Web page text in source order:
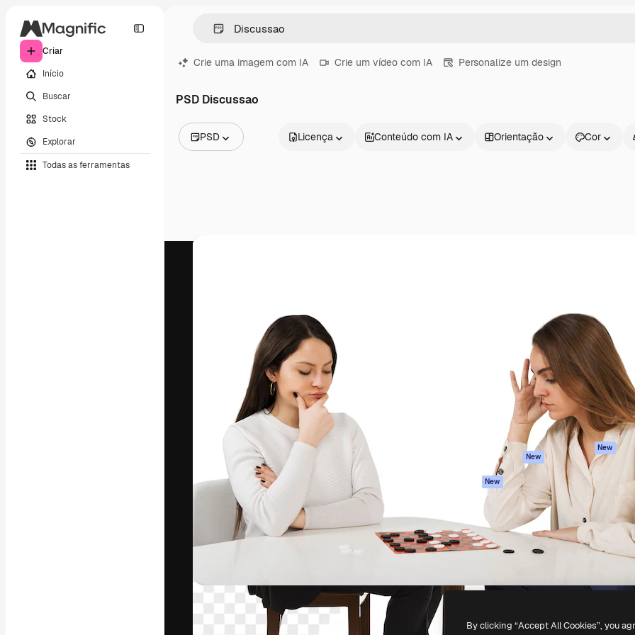
Criar
Início
Buscar
Stock
Explorar
Todas as ferramentas
Crie uma imagem com IA Crie um vídeo com IA Personalize um design
PSD Discussao
PSD
Vídeos
Licença Conteúdo com IA Orientação Cor
A plataforma criativa para você direcionar
seu melhor trabalho. Mais de 1 milhão de
assinantes entre criativos, empresas,
agências e estúdios.
Português
Gerador de vídeos
Conteúdo de stock
Claude/ChatGPT
New
New
App móvel
Todas as
ferramentas
Academy
Documentação
Atendimento
Termos e
condições
Política de
privacidade
Originais
New
Política de cookies
Central de
confiabilidade
Afiliados
Empresas
Copyright © 2010- 2026 Freepik Company S.L.U. Todos os direitos reservados
By clicking “Accept All Cookies”, you